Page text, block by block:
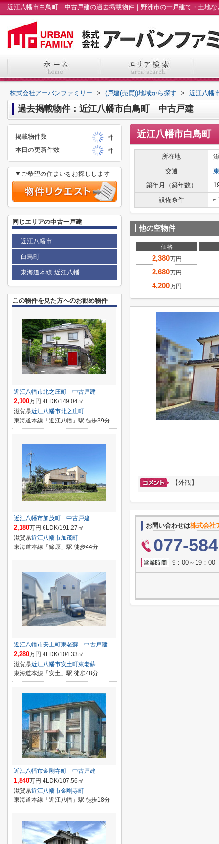
株式会社アーバンファミリー > (戸建(売買))地域から探す > 近江八幡
過去掲載物件：近江八幡市白鳥町 中古戸建
近江八幡市白鳥町
所在地
交通
築年月（築年数）
設備条件
他の空物件
価格
2,380万円
2,680万円
4,200万円
【外観】
お問い合わせは株式会社
077-
9：00～19：00
掲載物件数
件
本日の更新件数
件
▼ご希望の住まいをお探しします
同じエリアの中古一戸建
近江八幡市
白鳥町
東海道本線 近江八幡
この物件を見た方へのお勧め物件
近江八幡市北之庄町 中古戸建
2,100万円 4LDK/149.04㎡
滋賀県近江八幡市北之庄町
東海道本線「近江八幡」駅 徒歩39分
近江八幡市加茂町 中古戸建
2,180万円 6LDK/191.27㎡
滋賀県近江八幡市加茂町
東海道本線「篠原」駅 徒歩44分
近江八幡市安土町東老蘇 中古戸建
2,280万円 4LDK/104.33㎡
滋賀県近江八幡市安土町東老蘇
東海道本線「安土」駅 徒歩48分
近江八幡市金剛寺町 中古戸建
1,840万円 4LDK/107.56㎡
滋賀県近江八幡市金剛寺町
東海道本線「近江八幡」駅 徒歩18分